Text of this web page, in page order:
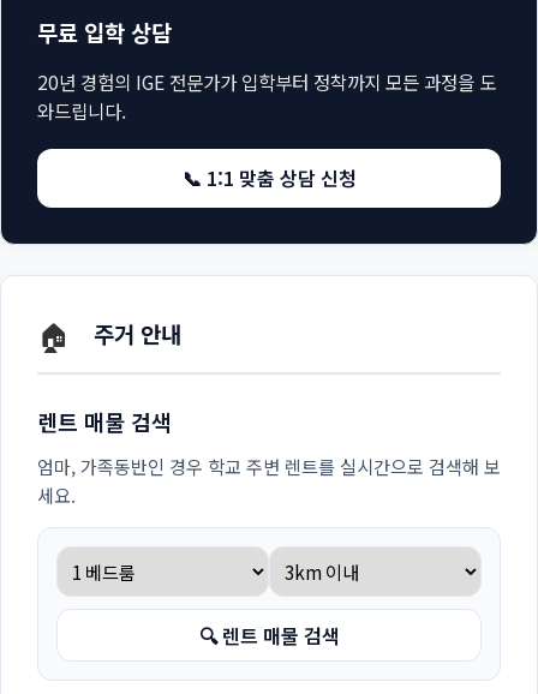
무료 입학 상담
20년 경험의 IGE 전문가가 입학부터 정착까지 모든 과정을 도
와드립니다.
📞 1:1 맞춤 상담 신청
🏠 주거 안내
렌트 매물 검색
엄마, 가족동반인 경우 학교 주변 렌트를 실시간으로 검색해 보
세요.
🔍 렌트 매물 검색